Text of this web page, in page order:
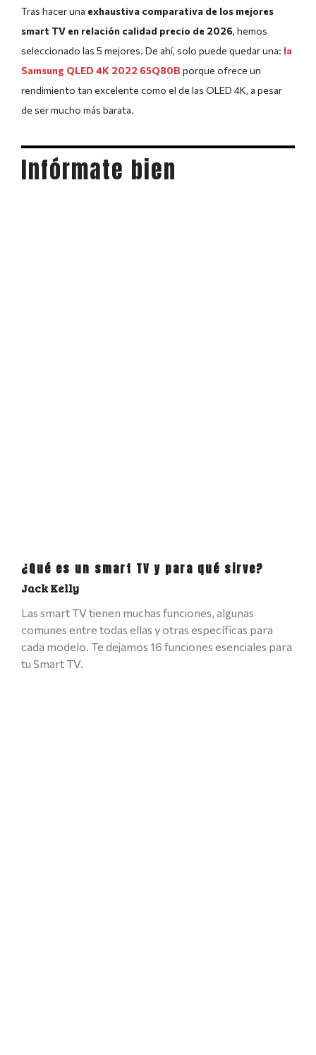
Tras hacer una exhaustiva comparativa de los mejores
smart TV en relación calidad precio de 2026, hemos
seleccionado las 5 mejores. De ahí, solo puede quedar una: la
Samsung QLED 4K 2022 65Q80B porque ofrece un
rendimiento tan excelente como el de las OLED 4K, a pesar
de ser mucho más barata.
Infórmate bien
¿Qué es un smart TV y para qué sirve?
Jack Kelly
Las smart TV tienen muchas funciones, algunas
comunes entre todas ellas y otras específicas para
cada modelo. Te dejamos 16 funciones esenciales para
tu Smart TV.